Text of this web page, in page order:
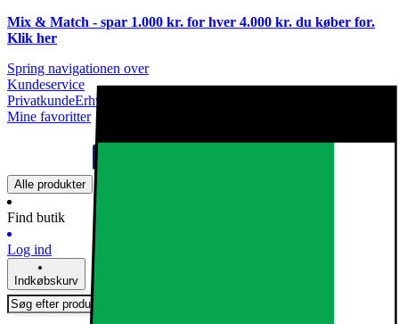
Mix & Match - spar 1.000 kr. for hver 4.000 kr. du køber for.
Klik her
Spring navigationen over
Kundeservice
PrivatkundeErhvervskunde
Mine favoritter
Alle produkter
Find butik
Log ind
Indkøbskurv